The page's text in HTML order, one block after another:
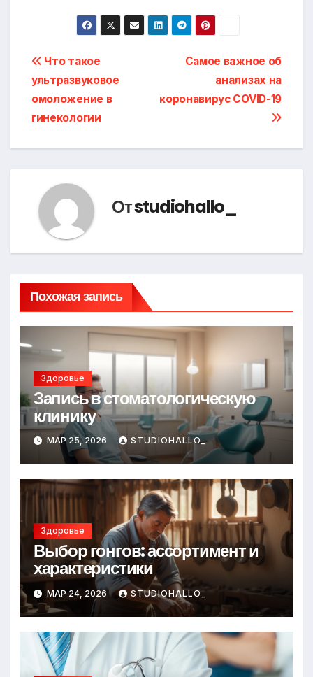
Навигация
по
записям
Самое важное об
анализах на
коронавирус COVID-19
Что такое
ультразвуковое
омоложение в
гинекологии
Отstudiohallo_
Похожая запись
Здоровье
Запись в стоматологическую
клинику
МАР 25, 2026 STUDIOHALLO_
Здоровье
Выбор гонгов: ассортимент и
характеристики
МАР 24, 2026 STUDIOHALLO_